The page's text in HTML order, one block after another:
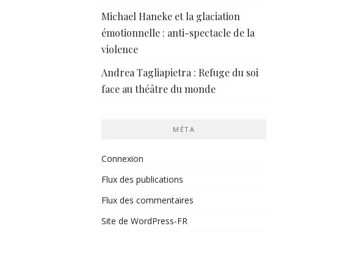
Michael Haneke et la glaciation
émotionnelle : anti-spectacle de la
violence
Andrea Tagliapietra : Refuge du soi
face au théâtre du monde
MÉTA
Connexion
Flux des publications
Flux des commentaires
Site de WordPress-FR